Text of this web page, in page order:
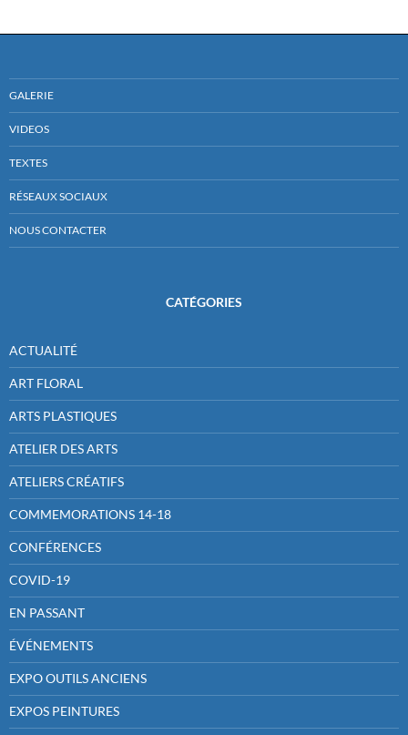
GALERIE
VIDEOS
TEXTES
RÉSEAUX SOCIAUX
NOUS CONTACTER
CATÉGORIES
ACTUALITÉ
ART FLORAL
ARTS PLASTIQUES
ATELIER DES ARTS
ATELIERS CRÉATIFS
COMMEMORATIONS 14-18
CONFÉRENCES
COVID-19
EN PASSANT
ÉVÉNEMENTS
EXPO OUTILS ANCIENS
EXPOS PEINTURES